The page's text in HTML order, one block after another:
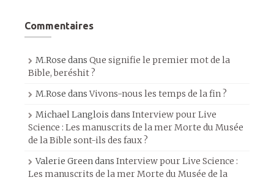
Commentaires
M.Rose dans Que signifie le premier mot de la
Bible, beréshit ?
M.Rose dansVivons-nous les temps de la fin ?
Michael Langlois dans Interview pour Live
Science : Les manuscrits de la mer Morte du Musée
de la Bible sont-ils des faux ?
Valerie Green dans Interview pour Live Science :
Les manuscrits de la mer Morte du Musée de la